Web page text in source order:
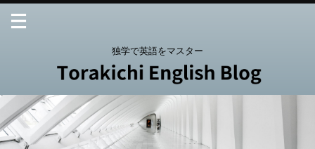
独学で英語をマスター